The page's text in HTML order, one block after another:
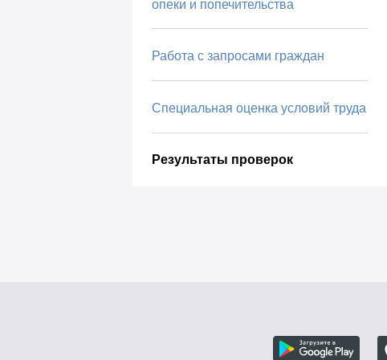
опеки и попечительства
Работа с запросами граждан
Специальная оценка условий труда
Результаты проверок